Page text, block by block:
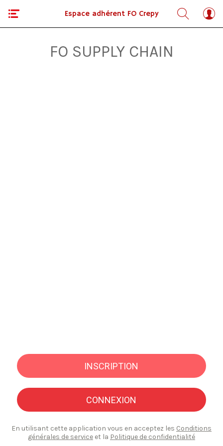
Espace adhérent FO Crepy
FO SUPPLY CHAIN
INSCRIPTION
CONNEXION
En utilisant cette application vous en acceptez les Conditions
générales de service et la Politique de confidentialité